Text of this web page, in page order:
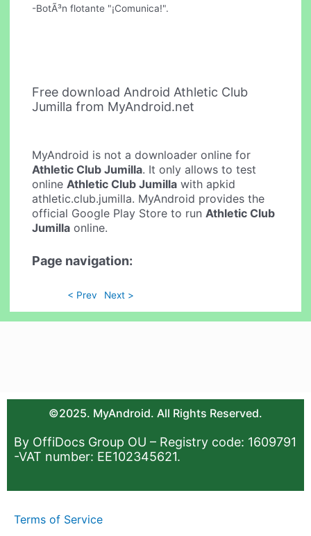
-BotÃ³n flotante "¡Comunica!".
Free download Android Athletic Club
Jumilla from MyAndroid.net
MyAndroid is not a downloader online for
Athletic Club Jumilla. It only allows to test
onlineAthletic Club Jumilla with apkid
athletic.club.jumilla. MyAndroid provides the
official Google Play Store to runAthletic Club
Jumilla online.
Page navigation:
< Prev Next >
©2025. MyAndroid. All Rights Reserved.
By OffiDocs Group OU – Registry code: 1609791
-VAT number: EE102345621.
Terms of Service